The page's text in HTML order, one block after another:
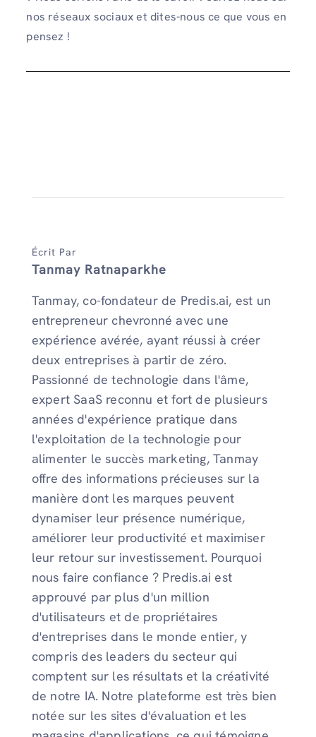
nos réseaux sociaux et dites-nous ce que vous en
pensez !
Écrit Par
Tanmay Ratnaparkhe
Tanmay, co-fondateur de Predis.ai, est un
entrepreneur chevronné avec une
expérience avérée, ayant réussi à créer
deux entreprises à partir de zéro.
Passionné de technologie dans l'âme,
expert SaaS reconnu et fort de plusieurs
années d'expérience pratique dans
l'exploitation de la technologie pour
alimenter le succès marketing, Tanmay
offre des informations précieuses sur la
manière dont les marques peuvent
dynamiser leur présence numérique,
améliorer leur productivité et maximiser
leur retour sur investissement. Pourquoi
nous faire confiance ? Predis.ai est
approuvé par plus d'un million
d'utilisateurs et de propriétaires
d'entreprises dans le monde entier, y
compris des leaders du secteur qui
comptent sur les résultats et la créativité
de notre IA. Notre plateforme est très bien
notée sur les sites d'évaluation et les